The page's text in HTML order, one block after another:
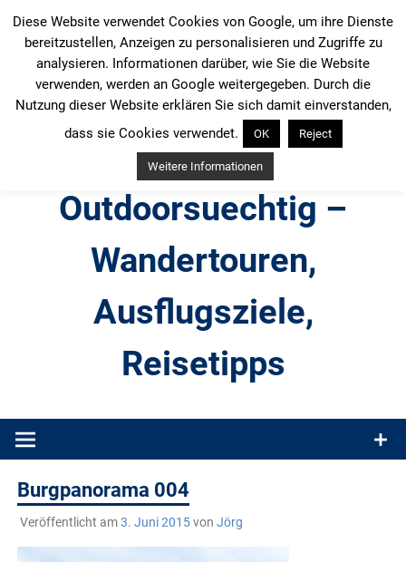
Inhalt
springen
Outdoorsuechtig –
Wandertouren,
Ausflugsziele,
Reisetipps
Produkttests und Buchrezensionen. Ein Blog für alle, die gern
Burgpanorama 004
Veröffentlicht am3. Juni 2015von Jörg
Diese Website verwendet Cookies von Google, um ihre Dienste
bereitzustellen, Anzeigen zu personalisieren und Zugriffe zu
analysieren. Informationen darüber, wie Sie die Website
verwenden, werden an Google weitergegeben. Durch die
Nutzung dieser Website erklären Sie sich damit einverstanden,
dass sie Cookies verwendet.
OK Reject
Weitere Informationen